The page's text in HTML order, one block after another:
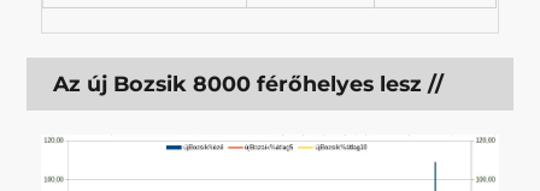
Az új Bozsik 8000 férőhelyes lesz //